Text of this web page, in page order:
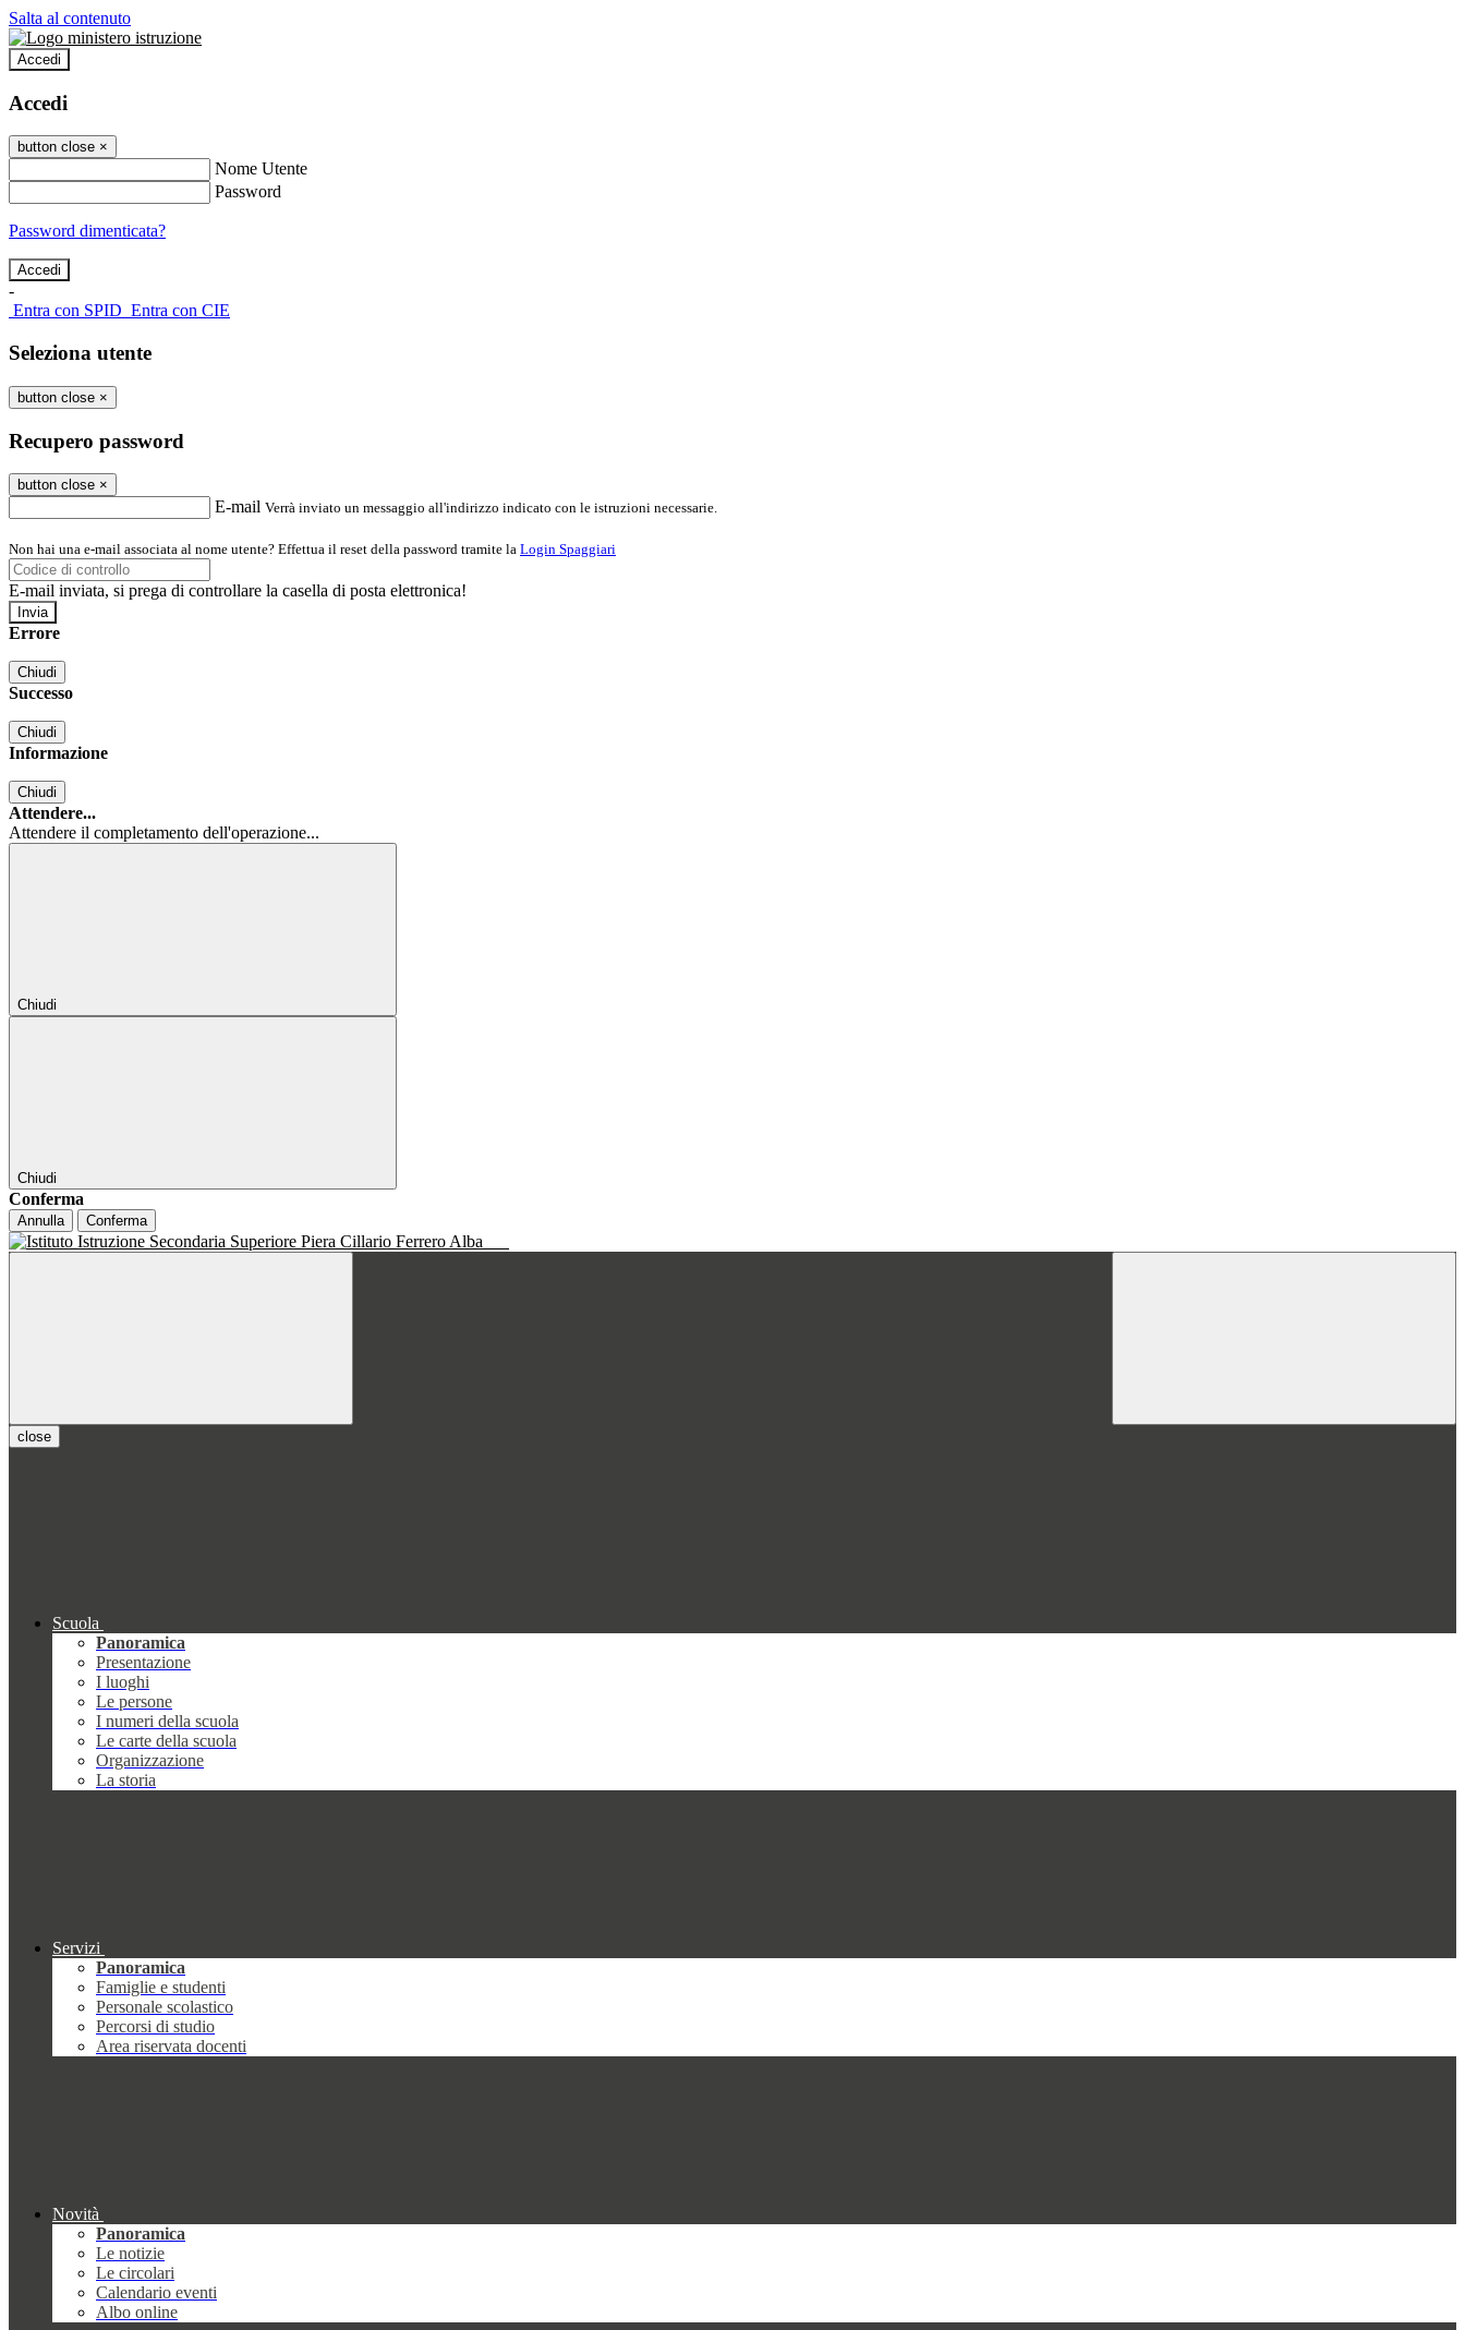
Salta al contenuto
Accedi
Accedi
button close ×
Nome Utente
Password
Password dimenticata?
-
Entra con SPID Entra con CIE
Seleziona utente
button close ×
Recupero password
button close ×
E-mail Verrà inviato un messaggio all'indirizzo indicato con le istruzioni necessarie.
Non hai una e-mail associata al nome utente? Effettua il reset della password tramite la Login Spaggiari
E-mail inviata, si prega di controllare la casella di posta elettronica!
Errore
Chiudi
Successo
Chiudi
Informazione
Chiudi
Attendere...
Attendere il completamento dell'operazione...
Chiudi
Chiudi
Conferma
Annulla Conferma
close
Scuola
Panoramica
Presentazione
I luoghi
Le persone
I numeri della scuola
Le carte della scuola
Organizzazione
La storia
Servizi
Panoramica
Famiglie e studenti
Personale scolastico
Percorsi di studio
Area riservata docenti
Novità
Panoramica
Le notizie
Le circolari
Calendario eventi
Albo online